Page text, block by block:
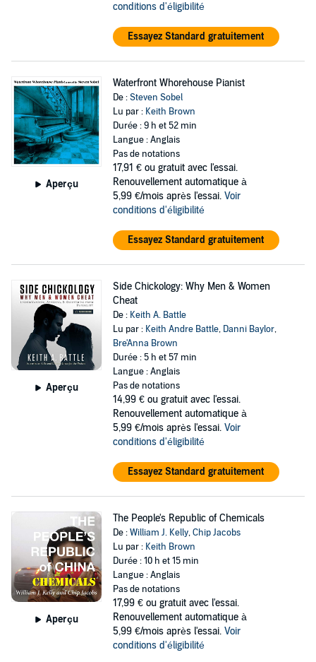
conditions d'éligibilité
Essayez Standard gratuitement
Aperçu
Waterfront Whorehouse Pianist
De :Steven Sobel
Lu par : Keith Brown
Durée : 9 h et 52 min
Langue : Anglais
Pas de notations
17,91 € ou gratuit avec l'essai.
Renouvellement automatique à
5,99 €/mois après l'essai. Voir
conditions d'éligibilité
Essayez Standard gratuitement
Aperçu
Side Chickology: Why Men & Women
Cheat
De : Keith A. Battle
Lu par : Keith Andre Battle, Danni Baylor,
Bre'Anna Brown
Durée : 5 h et 57 min
Langue : Anglais
Pas de notations
14,99 € ou gratuit avec l'essai.
Renouvellement automatique à
5,99 €/mois après l'essai. Voir
conditions d'éligibilité
Essayez Standard gratuitement
Aperçu
The People's Republic of Chemicals
De :William J. Kelly,Chip Jacobs
Lu par : Keith Brown
Durée : 10 h et 15 min
Langue : Anglais
Pas de notations
17,99 € ou gratuit avec l'essai.
Renouvellement automatique à
5,99 €/mois après l'essai. Voir
conditions d'éligibilité